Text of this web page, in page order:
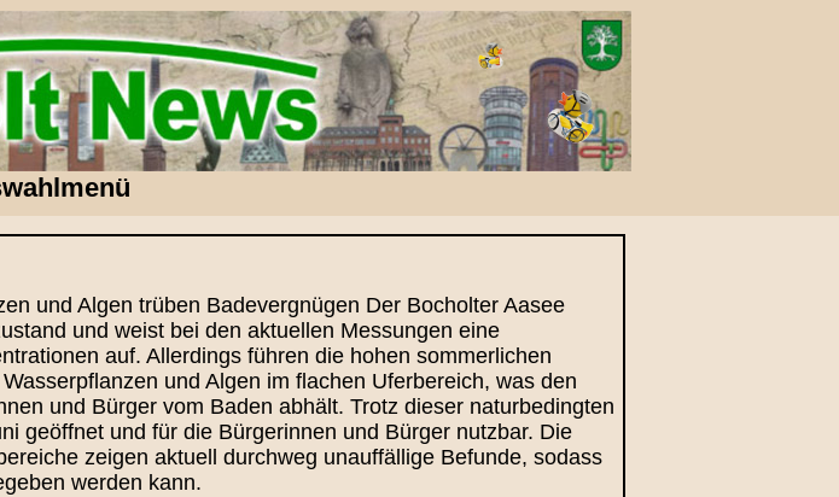
und Algen trüben Badevergnügen Der Bocholter Aasee
und weist bei den aktuellen Messungen eine
auf. Allerdings führen die hohen sommerlichen
und Algen im flachen Uferbereich, was den
und Bürger vom Baden abhält. Trotz dieser naturbedingten
geöffnet und für die Bürgerinnen und Bürger nutzbar. Die
zeigen aktuell durchweg unauffällige Befunde, sodass
werden kann.